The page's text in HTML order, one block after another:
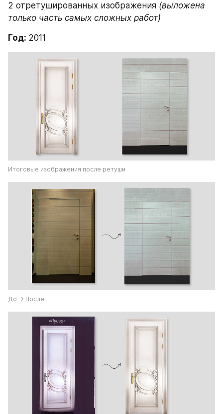
2 отретушированных изображения (выложена
только часть самых сложных работ)
Год: 2011
Итоговые изображения после ретуши
До -> После